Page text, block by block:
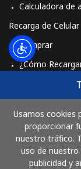
Usamos cookies
proporcionar
nuestro tráfico.
uso de nuestro
publicidad y
Calculadora de
Recarga de Celular
Comprar
¿Cómo
Comprar
Cómo funciona